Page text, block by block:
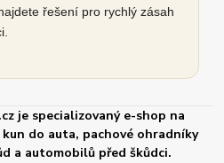
řešení pro rychlý zásah
je specializovaný e-shop na
do auta, pachové ohradníky
a automobilů před škůdci.